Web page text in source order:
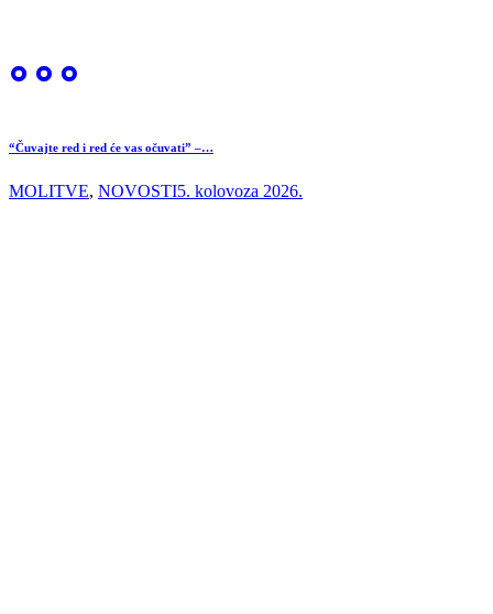
“Čuvajte red i red će vas očuvati” –…
MOLITVE, NOVOSTI5. kolovoza 2026.